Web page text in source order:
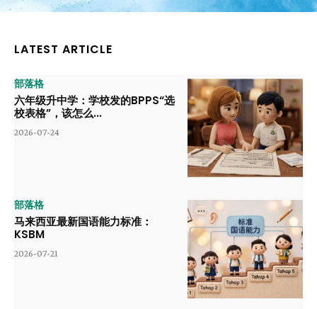
LATEST ARTICLE
部落格
六年级升中学：学校发的BPPS“选
校表格”，该怎么...
2026-07-24
部落格
马来西亚最新国语能力标准：
KSBM
2026-07-21